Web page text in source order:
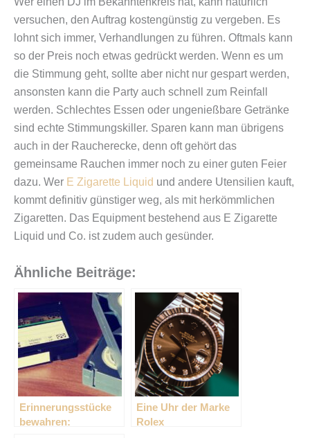
versuchen, den Auftrag kostengünstig zu vergeben. Es
lohnt sich immer, Verhandlungen zu führen. Oftmals kann
so der Preis noch etwas gedrückt werden. Wenn es um
die Stimmung geht, sollte aber nicht nur gespart werden,
ansonsten kann die Party auch schnell zum Reinfall
werden. Schlechtes Essen oder ungenießbare Getränke
sind echte Stimmungskiller. Sparen kann man übrigens
auch in der Raucherecke, denn oft gehört das
gemeinsame Rauchen immer noch zu einer guten Feier
dazu. Wer E Zigarette Liquid und andere Utensilien kauft,
kommt definitiv günstiger weg, als mit herkömmlichen
Zigaretten. Das Equipment bestehend aus E Zigarette
Liquid und Co. ist zudem auch gesünder.
Ähnliche Beiträge:
Erinnerungsstücke
bewahren:
Eine Uhr der Marke
Rolex